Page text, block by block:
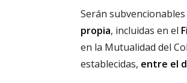
Serán
propia, incluidas en el
en la Mutualidad del
establecidas, entre el